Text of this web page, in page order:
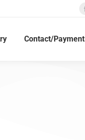
Contact/Payment